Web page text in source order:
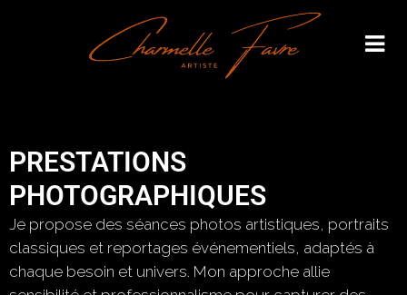
PRESTATIONS
PHOTOGRAPHIQUES​
Je propose des séances photos artistiques, portraits
classiques et reportages événementiels, adaptés à
chaque besoin et univers. Mon approche allie